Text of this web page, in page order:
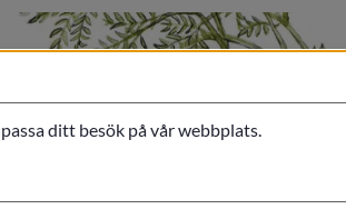
ditt besök på vår webbplats.